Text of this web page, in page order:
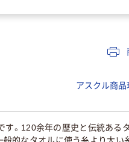
アスクル商
す。120余年の歴史と伝統ある